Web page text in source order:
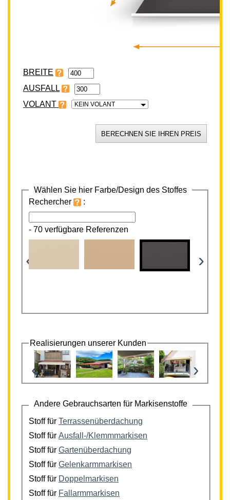
BREITE
VOLANT KEIN VOLANT
Wählen Sie hier Farbe/Design des Stoffes
Rechercher
:
- 70 verfügbare Referenzen
‹ ›
Realisierungen unserer Kunden
‹ ›
Andere Gebrauchsarten für Markisenstoffe
Stoff für Terrassenüberdachung
Stoff für Ausfall-/Klemmmarkisen
Stoff für Gartenüberdachung
Stoff für Gelenkarmmarkisen
Stoff für Doppelmarkisen
Stoff für Fallarmmarkisen